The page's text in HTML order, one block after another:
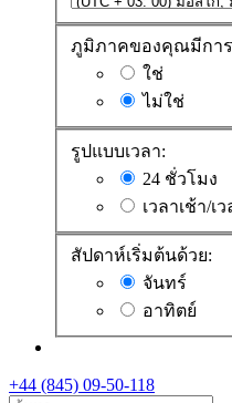
ภูมิภาคของคุณมีการ
ใช่
ไม่ใช่
รูปแบบเวลา:
24 ชั่วโมง
เวลาเช้า/เ
สัปดาห์เริ่มต้นด้วย:
จันทร์
อาทิตย์
+44 (845) 09-50-118